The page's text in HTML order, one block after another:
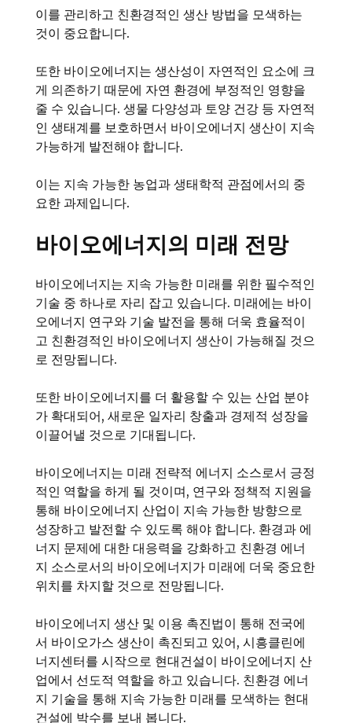
이를 관리하고 친환경적인 생산 방법을 모색하는
것이 중요합니다.
또한 바이오에너지는 생산성이 자연적인 요소에 크
게 의존하기 때문에 자연 환경에 부정적인 영향을
줄 수 있습니다. 생물 다양성과 토양 건강 등 자연적
인 생태계를 보호하면서 바이오에너지 생산이 지속
가능하게 발전해야 합니다.
이는 지속 가능한 농업과 생태학적 관점에서의 중
요한 과제입니다.
바이오에너지의 미래 전망
바이오에너지는 지속 가능한 미래를 위한 필수적인
기술 중 하나로 자리 잡고 있습니다. 미래에는 바이
오에너지 연구와 기술 발전을 통해 더욱 효율적이
고 친환경적인 바이오에너지 생산이 가능해질 것으
로 전망됩니다.
또한 바이오에너지를 더 활용할 수 있는 산업 분야
가 확대되어, 새로운 일자리 창출과 경제적 성장을
이끌어낼 것으로 기대됩니다.
바이오에너지는 미래 전략적 에너지 소스로서 긍정
적인 역할을 하게 될 것이며, 연구와 정책적 지원을
통해 바이오에너지 산업이 지속 가능한 방향으로
성장하고 발전할 수 있도록 해야 합니다. 환경과 에
너지 문제에 대한 대응력을 강화하고 친환경 에너
지 소스로서의 바이오에너지가 미래에 더욱 중요한
위치를 차지할 것으로 전망됩니다.
바이오에너지 생산 및 이용 촉진법이 통해 전국에
서 바이오가스 생산이 촉진되고 있어, 시흥클린에
너지센터를 시작으로 현대건설이 바이오에너지 산
업에서 선도적 역할을 하고 있습니다. 친환경 에너
지 기술을 통해 지속 가능한 미래를 모색하는 현대
건설에 박수를 보내 봅니다.